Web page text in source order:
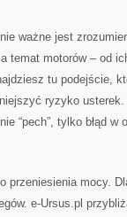
ważne jest
temat motorów – od
tu podejście,
ryzyko
“pech”, tylko błąd w
przeniesienia mocy.
e-Ursus.pl